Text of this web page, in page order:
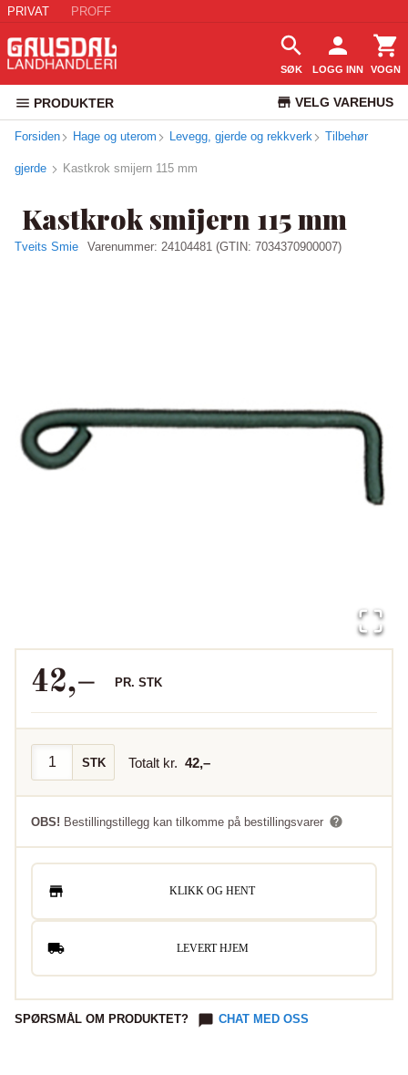
PRIVAT PROFF
SØK LOGG INN VOGN
PRODUKTER VELG VAREHUS
KUNDESERVICE
Forsiden Hage og uterom Levegg, gjerde og rekkverk Tilbehør
gjerde Kastkrok smijern 115 mm
Kastkrok smijern 115 mm
Tveits Smie Varenummer: 24104481 (GTIN: 7034370900007)
42,– PR. STK
STK Totalt kr. 42,–
OBS! Bestillingstillegg kan tilkomme på bestillingsvarer
KLIKK OG HENT
LEVERT HJEM
SPØRSMÅL OM PRODUKTET? CHAT MED OSS